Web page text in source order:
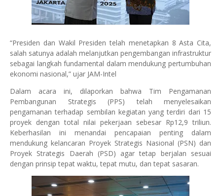
“Presiden dan Wakil Presiden telah menetapkan 8 Asta Cita,
salah satunya adalah melanjutkan pengembangan infrastruktur
sebagai langkah fundamental dalam mendukung pertumbuhan
ekonomi nasional,” ujar JAM-Intel
Dalam acara ini, dilaporkan bahwa Tim Pengamanan
Pembangunan Strategis (PPS) telah menyelesaikan
pengamanan terhadap sembilan kegiatan yang terdiri dari 15
proyek dengan total nilai pekerjaan sebesar Rp12,9 triliun.
Keberhasilan ini menandai pencapaian penting dalam
mendukung kelancaran Proyek Strategis Nasional (PSN) dan
Proyek Strategis Daerah (PSD) agar tetap berjalan sesuai
dengan prinsip tepat waktu, tepat mutu, dan tepat sasaran.